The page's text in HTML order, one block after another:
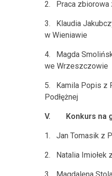
2. Praca
3.
Klaudia
w Wieniawie
4.
Magda
we Wrzeszczowie
5.
Kamila Popis z
Podłężnej
V. Konkurs na
1. Jan Tomasik z
2. Natalia Imiołek